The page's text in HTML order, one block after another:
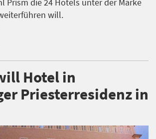
will.
Hotel in
Priesterresidenz in